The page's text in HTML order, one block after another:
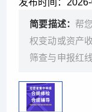
发布时间：
简要描述： 帮
权变动或资产
筛查与申报红